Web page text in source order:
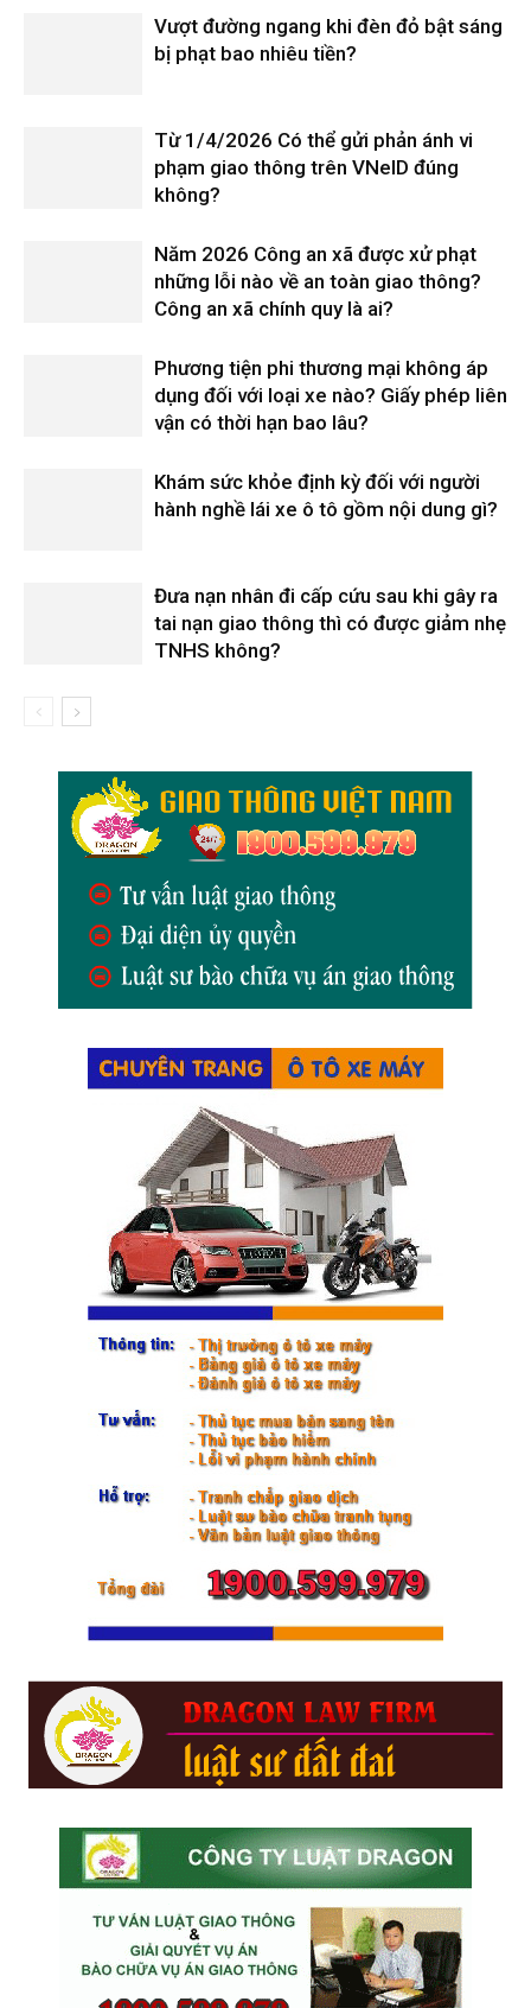
Vượt đường ngang khi đèn đỏ bật sáng
bị phạt bao nhiêu tiền?
Từ 1/4/2026 Có thể gửi phản ánh vi
phạm giao thông trên VNeID đúng
không?
Năm 2026 Công an xã được xử phạt
những lỗi nào về an toàn giao thông?
Công an xã chính quy là ai?
Phương tiện phi thương mại không áp
dụng đối với loại xe nào? Giấy phép liên
vận có thời hạn bao lâu?
Khám sức khỏe định kỳ đối với người
hành nghề lái xe ô tô gồm nội dung gì?
Đưa nạn nhân đi cấp cứu sau khi gây ra
tai nạn giao thông thì có được giảm nhẹ
TNHS không?